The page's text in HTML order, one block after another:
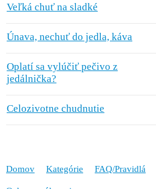
Veľká chuť na sladké
Únava, nechuť do jedla, káva
Oplatí sa vylúčiť pečivo z
jedálnička?
Celozivotne chudnutie
Domov Kategórie FAQ/Pravidlá